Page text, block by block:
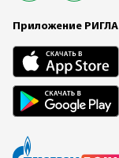
Приложение РИГЛА